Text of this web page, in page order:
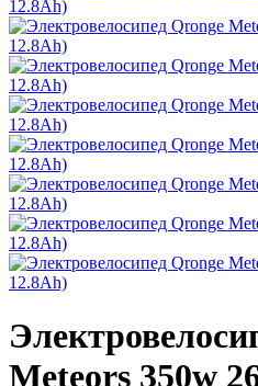
Meteors 350w